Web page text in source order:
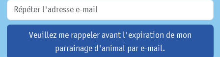
Veuillez me rappeler avant l'expiration de mon
parrainage d'animal par e-mail.